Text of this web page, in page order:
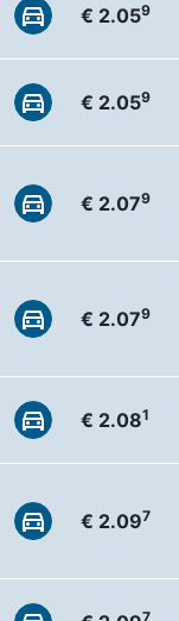
€ 2.059
€ 2.059
€ 2.079
€ 2.079
€ 2.081
€ 2.097
7